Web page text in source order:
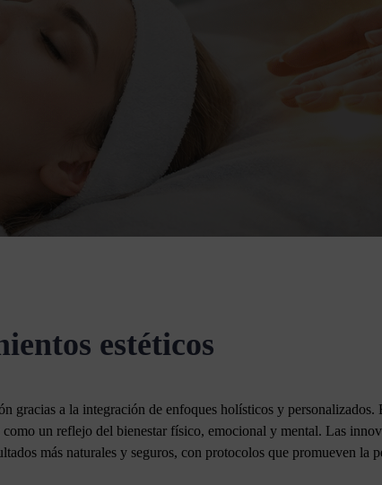
estéticos
gracias a la integración de enfoques holísticos y personalizados.
un reflejo del bienestar físico, emocional y mental. Las
más naturales y seguros, con protocolos que promueven la